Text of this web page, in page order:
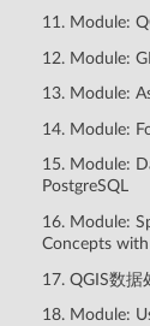
11. Module:
12. Module:
13. Module:
14. Module:
15. Module:
PostgreSQL
16. Module:
Concepts with
17. QGIS数据
18. Module: